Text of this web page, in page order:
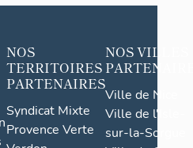
NOS
TERRITOIRES
PARTENAIRES
Syndicat Mixte
Provence Verte
NOS VILLES
Ville de Nice
Ville de l'Isle-
sur-la-Sorgue